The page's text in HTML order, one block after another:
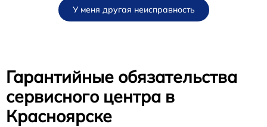
У меня другая неисправность
Гарантийные обязательства
сервисного центра в
Красноярске